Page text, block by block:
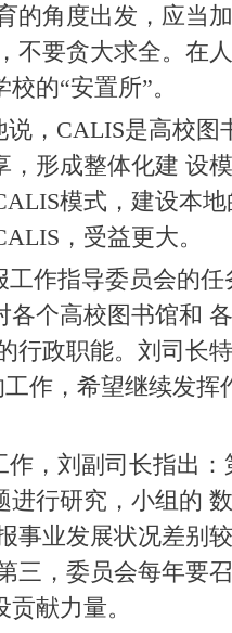
的角度出发，应当
不要贪大求全。在
的“安置所”。
，CALIS是高校
形成整体化建 设
模式，建设本
，受益更大。
指导委员会的任
个高校图书馆和
政职能。刘司长
作，希望继续发
刘副司长指出：
行研究，小组的
事业发展状况差别
三，委员会每年要
献力量。